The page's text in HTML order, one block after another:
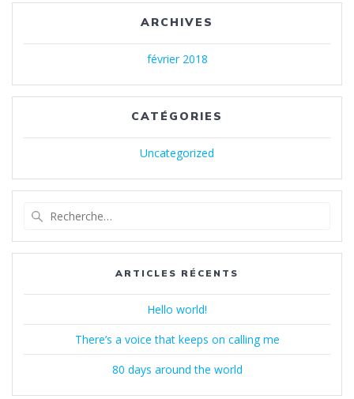
ARCHIVES
février 2018
CATÉGORIES
Uncategorized
:
ARTICLES RÉCENTS
Hello world!
There’s a voice that keeps on calling me
80 days around the world